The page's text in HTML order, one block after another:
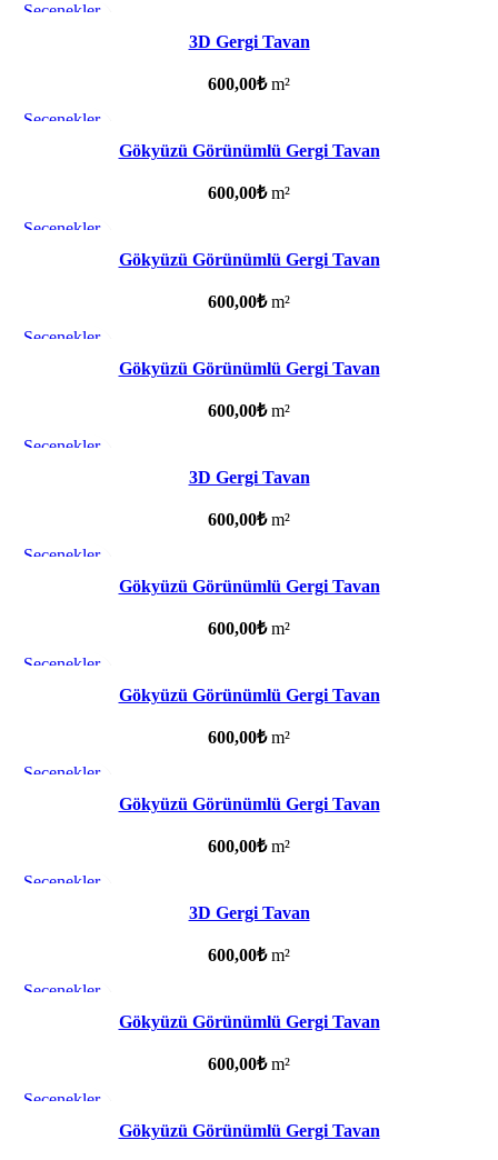
Seçenekler
3D Gergi Tavan
600,00₺m²
Seçenekler
Gökyüzü Görünümlü Gergi Tavan
600,00₺m²
Seçenekler
Gökyüzü Görünümlü Gergi Tavan
600,00₺m²
Seçenekler
Gökyüzü Görünümlü Gergi Tavan
600,00₺m²
Seçenekler
3D Gergi Tavan
600,00₺m²
Seçenekler
Gökyüzü Görünümlü Gergi Tavan
600,00₺m²
Seçenekler
Gökyüzü Görünümlü Gergi Tavan
600,00₺m²
Seçenekler
Gökyüzü Görünümlü Gergi Tavan
600,00₺m²
Seçenekler
3D Gergi Tavan
600,00₺m²
Seçenekler
Gökyüzü Görünümlü Gergi Tavan
600,00₺m²
Seçenekler
Gökyüzü Görünümlü Gergi Tavan